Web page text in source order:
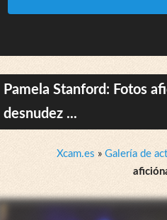
Pamela Stanford: Fotos
desnudez ...
Xcam.es » Galería de